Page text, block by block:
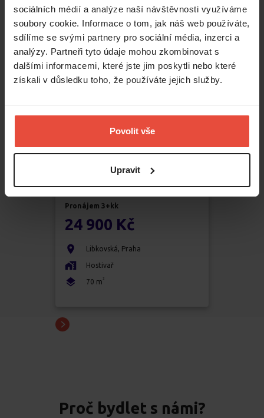
sociálních médií a analýze naší návštěvnosti využíváme
soubory cookie. Informace o tom, jak náš web používáte,
sdílíme se svými partnery pro sociální média, inzerci a
analýzy. Partneři tyto údaje mohou zkombinovat s
dalšími informacemi, které jste jim poskytli nebo které
získali v důsledku toho, že používáte jejich služby.
Povolit vše
Upravit
Kamýk
70m
Pronájem 3+kk
24 900 Kč
Libkovská, Praha
Hostivař
70 m 2
Proč bydlet s námi?